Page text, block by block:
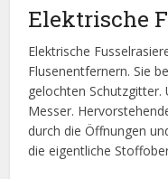
Elektrische
Elektrische
Flusenentfernern. Sie
gelochten
Messer.
durch die Öffnungen
die eigentliche